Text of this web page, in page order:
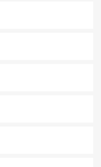
を楽しめる外せないスポット